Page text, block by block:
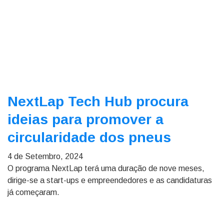
NextLap Tech Hub procura
ideias para promover a
circularidade dos pneus
4 de Setembro, 2024
O programa NextLap terá uma duração de nove meses,
dirige-se a start-ups e empreendedores e as candidaturas
já começaram.